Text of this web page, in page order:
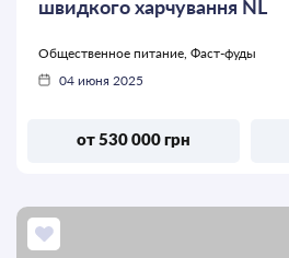
швидкого харчування NL
Общественное питание, Фаст-фуды
04 июня 2025
от 530 000 грн